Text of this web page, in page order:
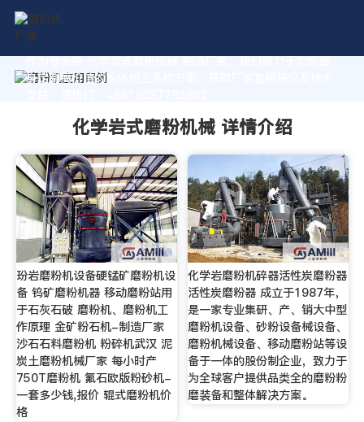
作为专业的 化学岩式磨粉机械 制造厂家，我们致力于为您量
身定制高价值的粉体加工系统方案。获取厂家直销报价及技术
化学岩式磨粉机械 详情介绍
玢岩磨粉机设备硬锰矿磨粉机设
备 钨矿磨粉机器 移动磨粉站用
于石灰石破 磨粉机、磨粉机工
作原理 金矿粉石机-制造厂家
沙石石料磨粉机 粉碎机武汉 泥
炭土磨粉机械厂家 每小时产
750T磨粉机 氟石欧版粉砂机-
一套多少钱,报价 辊式磨粉机价
格
化学岩磨粉机碎器活性炭磨粉器
活性炭磨粉器 成立于1987年，
是一家专业集研、产、销大中型
磨粉机设备、砂粉设备械设备、
磨粉机械设备、移动磨粉站等设
备于一体的股份制企业，致力于
为全球客户提供品类全的磨粉粉
磨装备和整体解决方案。